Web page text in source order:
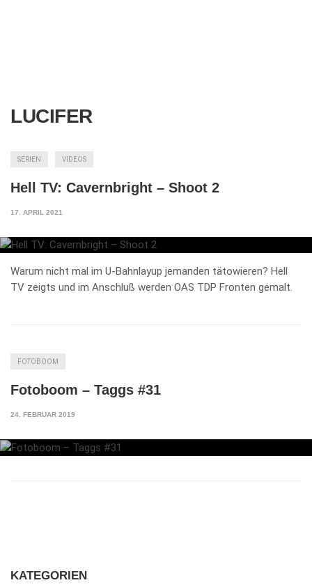
LUCIFER
SERIEN VIDEOS
Hell TV: Cavernbright – Shoot 2
17. APRIL 2021
Warum nicht mal im U-Bahnlayup jemanden tätowieren? Hell
TV zeigts und im Anschluß werden OAS TDP Fronten gemalt.
FOTOBOOM
Fotoboom – Taggs #31
24. FEBRUAR 2019
KATEGORIEN